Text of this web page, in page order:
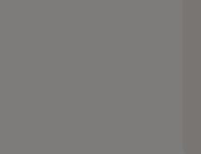
En bra ansiktskräm med SPF är
dessutom färgad dagkräm med SPF,
alternativ till foundation – särskilt
Har du svårt att välja så kan
hjälper dig välja rätt dagkräm baserat